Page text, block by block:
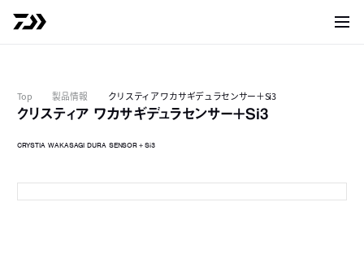
サイ
Top 製品情報 クリスティア ワカサギデュラセンサー＋Si3
クリスティア ワカサギデュラセンサー＋Si3
CRYSTIA WAKASAGI DURA SENSOR＋Si3